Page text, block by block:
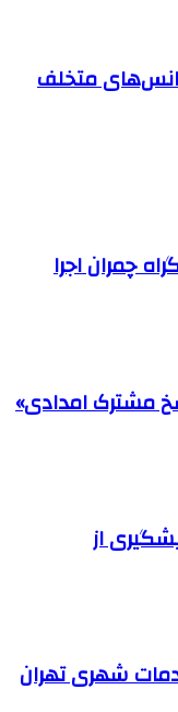
آژانس‌های متخلف
چمران اجرا
مشترک امدادی»
از
شهری تهران